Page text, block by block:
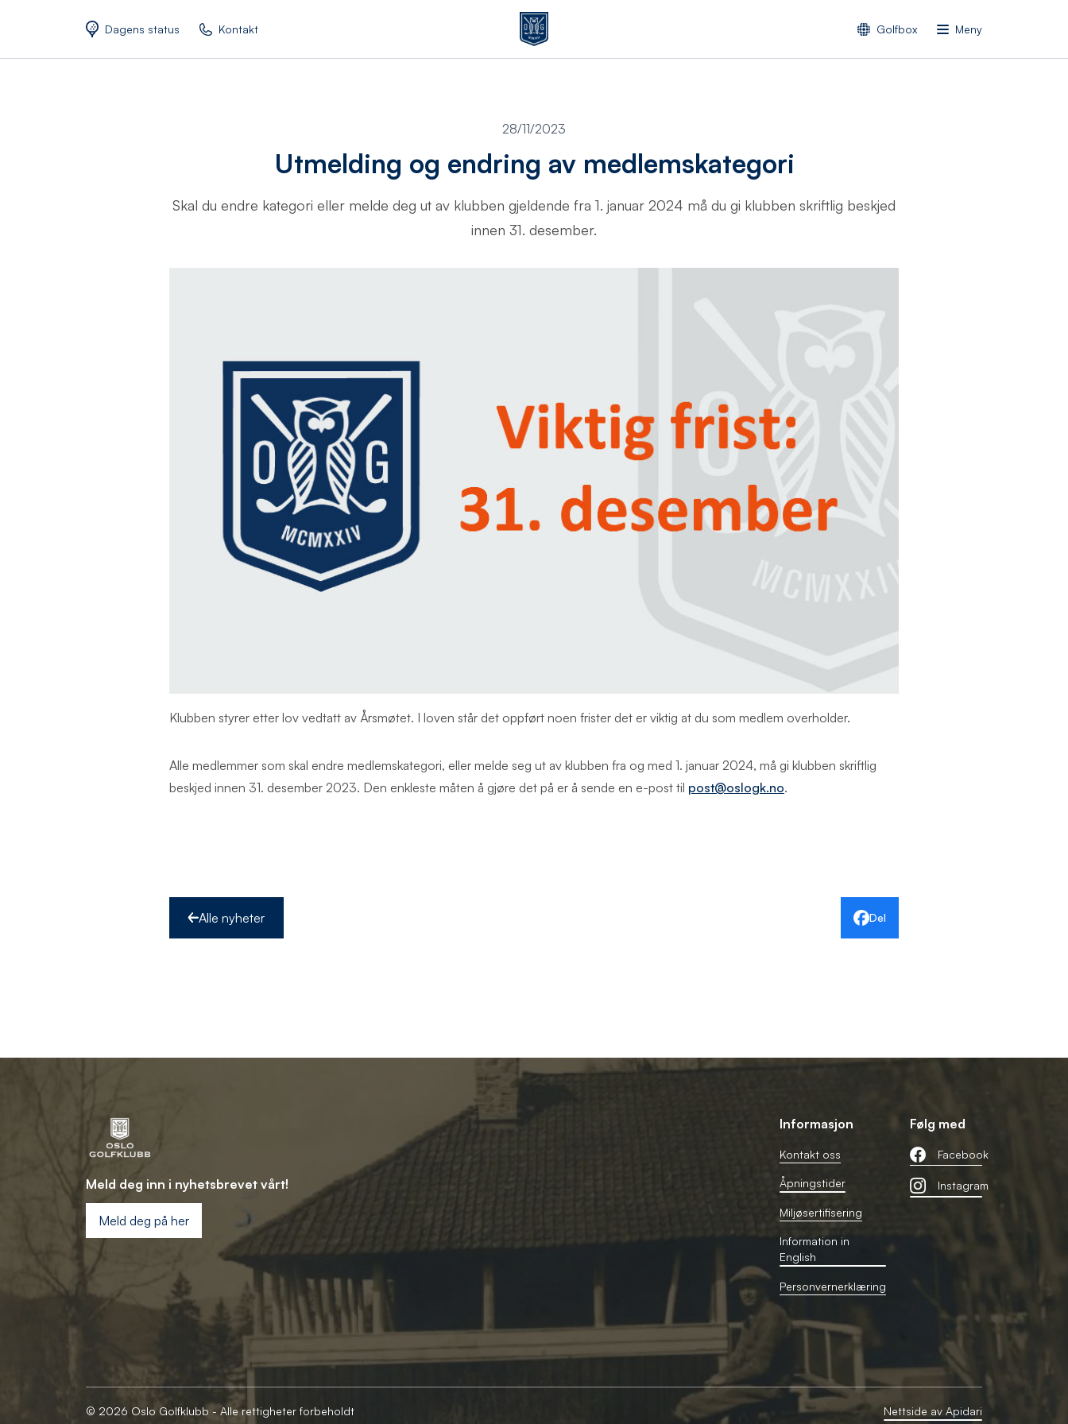
Dagens status Kontakt Golfbox Meny
28/11/2023
Utmelding og endring av medlemskategori
Skal du endre kategori eller melde deg ut av klubben gjeldende fra 1. januar 2024 må du gi klubben skriftlig beskjed
innen 31. desember.
Klubben styrer etter lov vedtatt av Årsmøtet. I loven står det oppført noen frister det er viktig at du som medlem overholder.
Alle medlemmer som skal endre medlemskategori, eller melde seg ut av klubben fra og med 1. januar 2024, må gi klubben skriftlig
beskjed innen 31. desember 2023. Den enkleste måten å gjøre det på er å sende en e-post til post@oslogk.no.
Alle nyheter Del
Meld deg inn i nyhetsbrevet vårt!
Meld deg på her
Informasjon
Kontakt oss
Åpningstider
Miljøsertifisering
Information in
English
Personvernerklæring
Følg med
Facebook
Instagram
© 2026 Oslo Golfklubb - Alle rettigheter forbeholdt Nettside av Apidari